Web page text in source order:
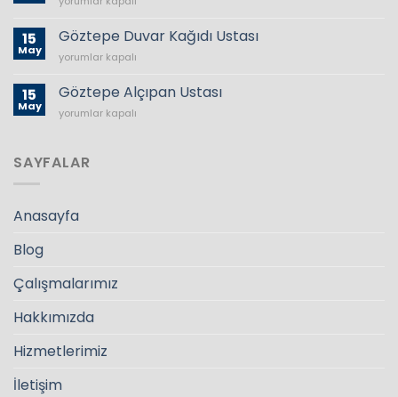
İşleri
Hizmeti
Ustası
için
15
May
Göztepe Duvar Kağıdı Ustası
Göztepe
Kağıdı
Ustası
için
yorumlar kapalı
15
May
Göztepe Alçıpan Ustası
Göztepe
için
yorumlar kapalı
SAYFALAR
Anasayfa
Blog
Çalışmalarımız
Hakkımızda
Hizmetlerimiz
İletişim